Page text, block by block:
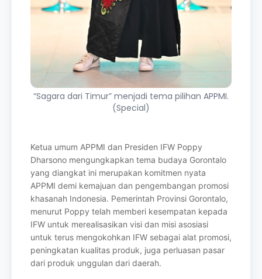
“Sagara dari Timur” menjadi tema pilihan APPMI.
(Special)
Ketua umum APPMI dan Presiden IFW Poppy
Dharsono mengungkapkan tema budaya Gorontalo
yang diangkat ini merupakan komitmen nyata
APPMI demi kemajuan dan pengembangan promosi
khasanah Indonesia. Pemerintah Provinsi Gorontalo,
menurut Poppy telah memberi kesempatan kepada
IFW untuk merealisasikan visi dan misi asosiasi
untuk terus mengokohkan IFW sebagai alat promosi,
peningkatan kualitas produk, juga perluasan pasar
dari produk unggulan dari daerah.